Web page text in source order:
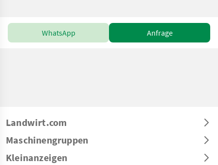
WhatsApp Anfrage
Landwirt.com
Maschinengruppen
Kleinanzeigen